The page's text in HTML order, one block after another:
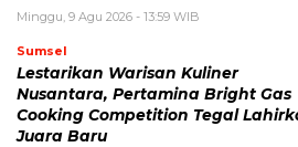
Minggu, 9 Agu 2026 - 13:59 WIB
Sumsel
Lestarikan Warisan Kuliner
Nusantara, Pertamina Bright Gas
Cooking Competition Tegal
Juara Baru